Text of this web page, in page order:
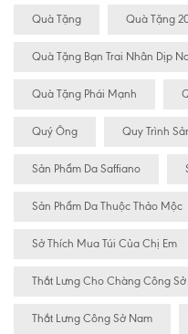
Quà Tặng Quà Tặng
Quà Tặng Bạn Trai Nhân Dịp
Quà Tặng Phái Mạnh
Quý Ông Quy Trình
Sản Phẩm Da Saffiano
Sản Phẩm Da Thuộc Thảo Mộc
Sở Thích Mua Túi Của Chị Em
Thắt Lưng Cho Chàng Công Sở
Thắt Lưng Công Sở Nam